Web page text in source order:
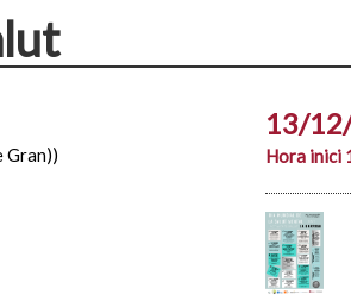
Gran))
13/
Hora inici